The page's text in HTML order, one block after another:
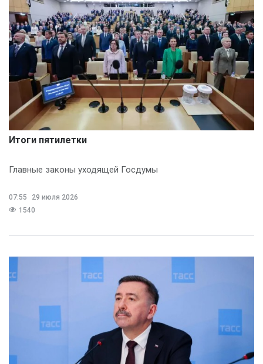
Итоги пятилетки
Главные законы уходящей Госдумы
07:55
29 июля 2026
1540